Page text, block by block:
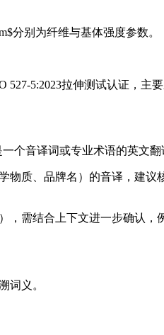
分别为纤维与基体强度参数。
527-5:2023拉伸测试认证，主
个音译词或专业术语的英文
质、品牌名）的音译，建议
需结合上下文进一步确认，
词义。